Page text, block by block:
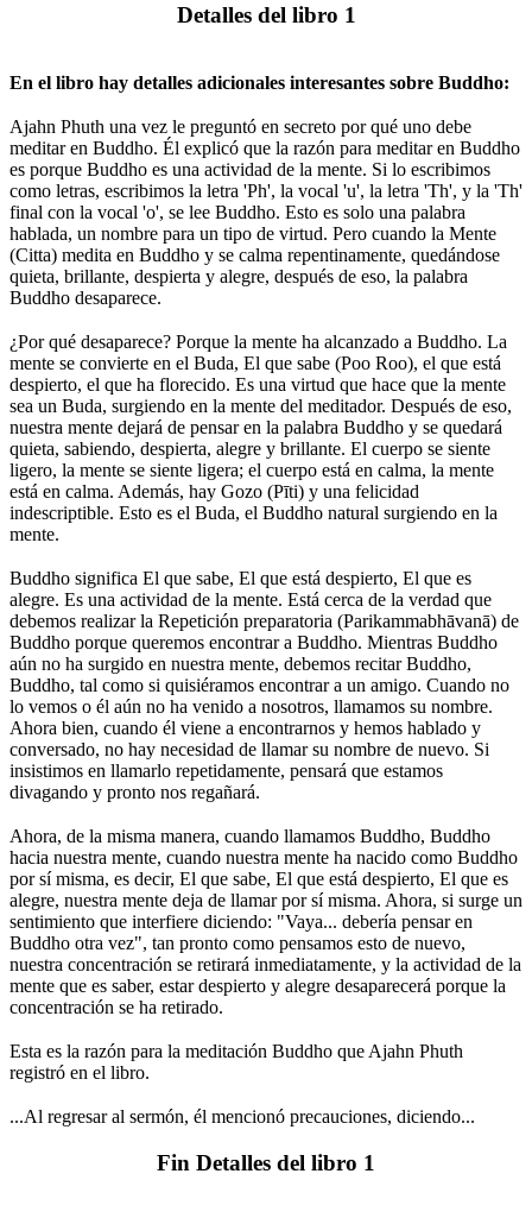
Detalles del libro 1
En el libro hay detalles adicionales interesantes sobre Buddho:
Ajahn Phuth una vez le preguntó en secreto por qué uno debe
meditar en Buddho. Él explicó que la razón para meditar en Buddho
es porque Buddho es una actividad de la mente. Si lo escribimos
como letras, escribimos la letra 'Ph', la vocal 'u', la letra 'Th', y la 'Th'
final con la vocal 'o', se lee Buddho. Esto es solo una palabra
hablada, un nombre para un tipo de virtud. Pero cuando la Mente
(Citta) medita en Buddho y se calma repentinamente, quedándose
quieta, brillante, despierta y alegre, después de eso, la palabra
Buddho desaparece.
¿Por qué desaparece? Porque la mente ha alcanzado a Buddho. La
mente se convierte en el Buda, El que sabe (Poo Roo), el que está
despierto, el que ha florecido. Es una virtud que hace que la mente
sea un Buda, surgiendo en la mente del meditador. Después de eso,
nuestra mente dejará de pensar en la palabra Buddho y se quedará
quieta, sabiendo, despierta, alegre y brillante. El cuerpo se siente
ligero, la mente se siente ligera; el cuerpo está en calma, la mente
está en calma. Además, hay Gozo (Pīti) y una felicidad
indescriptible. Esto es el Buda, el Buddho natural surgiendo en la
mente.
Buddho significa El que sabe, El que está despierto, El que es
alegre. Es una actividad de la mente. Está cerca de la verdad que
debemos realizar la Repetición preparatoria (Parikammabhāvanā) de
Buddho porque queremos encontrar a Buddho. Mientras Buddho
aún no ha surgido en nuestra mente, debemos recitar Buddho,
Buddho, tal como si quisiéramos encontrar a un amigo. Cuando no
lo vemos o él aún no ha venido a nosotros, llamamos su nombre.
Ahora bien, cuando él viene a encontrarnos y hemos hablado y
conversado, no hay necesidad de llamar su nombre de nuevo. Si
insistimos en llamarlo repetidamente, pensará que estamos
divagando y pronto nos regañará.
Ahora, de la misma manera, cuando llamamos Buddho, Buddho
hacia nuestra mente, cuando nuestra mente ha nacido como Buddho
por sí misma, es decir, El que sabe, El que está despierto, El que es
alegre, nuestra mente deja de llamar por sí misma. Ahora, si surge un
sentimiento que interfiere diciendo: "Vaya... debería pensar en
Buddho otra vez", tan pronto como pensamos esto de nuevo,
nuestra concentración se retirará inmediatamente, y la actividad de la
mente que es saber, estar despierto y alegre desaparecerá porque la
concentración se ha retirado.
Esta es la razón para la meditación Buddho que Ajahn Phuth
registró en el libro.
...Al regresar al sermón, él mencionó precauciones, diciendo...
Fin Detalles del libro 1